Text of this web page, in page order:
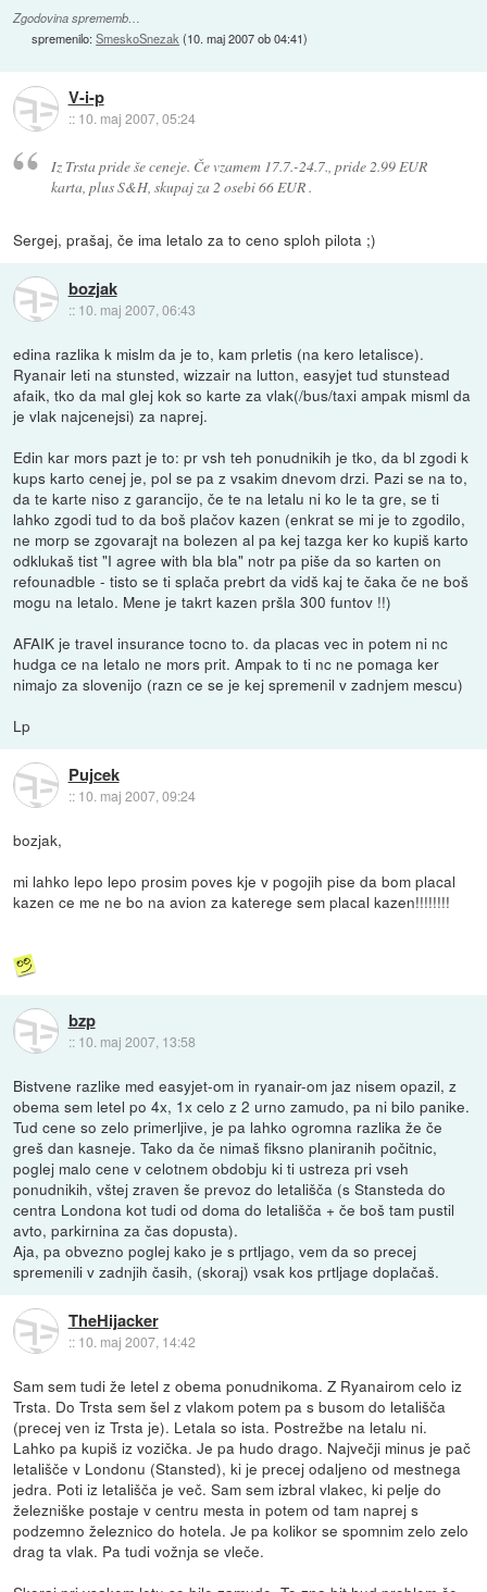
Zgodovina sprememb…
spremenilo:SmeskoSnezak (10. maj 2007 ob 04:41)
V-i-p
:: 10. maj 2007, 05:24
Iz Trsta pride še ceneje. Če vzamem 17.7.-24.7., pride 2.99 EUR
karta, plus S&H, skupaj za 2 osebi 66 EUR .
Sergej, prašaj, če ima letalo za to ceno sploh pilota ;)
bozjak
:: 10. maj 2007, 06:43
edina razlika k mislm da je to, kam prletis (na kero letalisce).
Ryanair leti na stunsted, wizzair na lutton, easyjet tud stunstead
afaik, tko da mal glej kok so karte za vlak(/bus/taxi ampak misml da
je vlak najcenejsi) za naprej.
Edin kar mors pazt je to: pr vsh teh ponudnikih je tko, da bl zgodi k
kups karto cenej je, pol se pa z vsakim dnevom drzi. Pazi se na to,
da te karte niso z garancijo, če te na letalu ni ko le ta gre, se ti
lahko zgodi tud to da boš plačov kazen (enkrat se mi je to zgodilo,
ne morp se zgovarajt na bolezen al pa kej tazga ker ko kupiš karto
odklukaš tist "I agree with bla bla" notr pa piše da so karten on
refounadble - tisto se ti splača prebrt da vidš kaj te čaka če ne boš
mogu na letalo. Mene je takrt kazen pršla 300 funtov !!)
AFAIK je travel insurance tocno to. da placas vec in potem ni nc
hudga ce na letalo ne mors prit. Ampak to ti nc ne pomaga ker
nimajo za slovenijo (razn ce se je kej spremenil v zadnjem mescu)
Lp
Pujcek
:: 10. maj 2007, 09:24
bozjak,
mi lahko lepo lepo prosim poves kje v pogojih pise da bom placal
kazen ce me ne bo na avion za katerege sem placal kazen!!!!!!!!
bzp
:: 10. maj 2007, 13:58
Bistvene razlike med easyjet-om in ryanair-om jaz nisem opazil, z
obema sem letel po 4x, 1x celo z 2 urno zamudo, pa ni bilo panike.
Tud cene so zelo primerljive, je pa lahko ogromna razlika že če
greš dan kasneje. Tako da če nimaš fiksno planiranih počitnic,
poglej malo cene v celotnem obdobju ki ti ustreza pri vseh
ponudnikih, vštej zraven še prevoz do letališča (s Stansteda do
centra Londona kot tudi od doma do letališča + če boš tam pustil
avto, parkirnina za čas dopusta).
Aja, pa obvezno poglej kako je s prtljago, vem da so precej
spremenili v zadnjih časih, (skoraj) vsak kos prtljage doplačaš.
TheHijacker
:: 10. maj 2007, 14:42
Sam sem tudi že letel z obema ponudnikoma. Z Ryanairom celo iz
Trsta. Do Trsta sem šel z vlakom potem pa s busom do letališča
(precej ven iz Trsta je). Letala so ista. Postrežbe na letalu ni.
Lahko pa kupiš iz vozička. Je pa hudo drago. Največji minus je pač
letališče v Londonu (Stansted), ki je precej odaljeno od mestnega
jedra. Poti iz letališča je več. Sam sem izbral vlakec, ki pelje do
železniške postaje v centru mesta in potem od tam naprej s
podzemno železnico do hotela. Je pa kolikor se spomnim zelo zelo
drag ta vlak. Pa tudi vožnja se vleče.